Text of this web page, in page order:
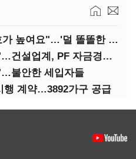
(현장+)"팔 생각 접고 호가 높여요"…'덜 똘똘한 한 채' 20억 키맞추기
"토지보다 금융이 병목"…건설업계, PF 자금경색 해소 목소리
불안한 세입자들
행 계약…3892가구 공급